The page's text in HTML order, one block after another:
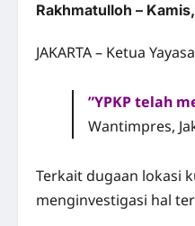
Rakhmatulloh –
JAKARTA – Ketua
‎”YPKP telah
Wantimpres,
Terkait dugaan lokasi
menginvestigasi hal